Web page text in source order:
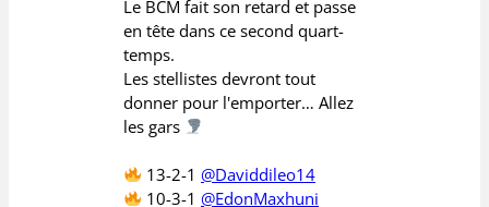
Le BCM fait son retard et passe
en tête dans ce second quart-
temps.
Les stellistes devront tout
donner pour l'emporter… Allez
les gars
13-2-1 @Daviddileo14
10-3-1 @EdonMaxhuni